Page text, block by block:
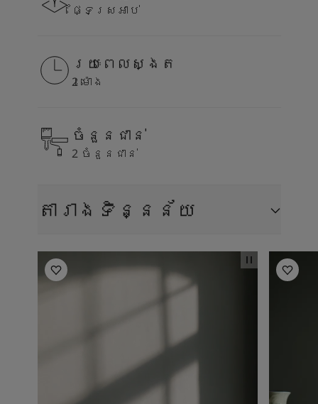
ផ្ទៃស្រអាប់
រយៈពេលស្ងត
2 ម៉ោង
ចំនួនជាន់
2 ចំនួនជាន់
តារាង​ទិន្នន័យ
Living Room Inspiration Living